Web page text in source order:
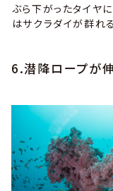
ぶら下がったタイヤ
はサクラダイが群れる
6.潜降ロープが